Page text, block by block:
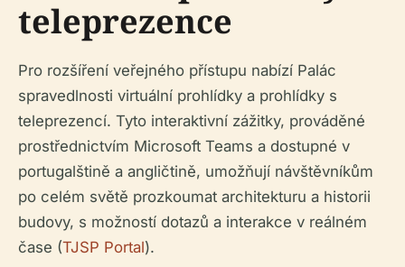
teleprezence
Pro rozšíření veřejného přístupu nabízí Palác
spravedlnosti virtuální prohlídky a prohlídky s
teleprezencí. Tyto interaktivní zážitky, prováděné
prostřednictvím Microsoft Teams a dostupné v
portugalštině a angličtině, umožňují návštěvníkům
po celém světě prozkoumat architekturu a historii
budovy, s možností dotazů a interakce v reálném
čase (TJSP Portal).